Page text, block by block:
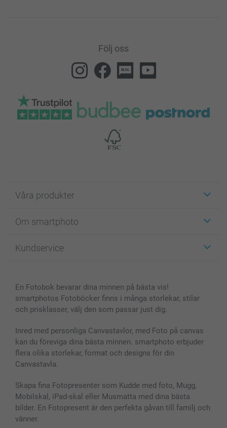
Följ oss
Våra produkter
Fotokort
Fotoböcker
Skal till Mobil & Surfplatta
MyNameBook
Fotoramar & Tillbehör
Presentkort
Alla fotoprodukter
Om smartphoto
För affiliates
Sitemap
Villkor och garantier
Kundservice
smartbonus
Priser & betalning
En Fotobok bevarar dina minnen på bästa vis!
smartphotos Fotoböcker finns i många storlekar, stilar
och prisklasser, välj den som passar just dig.
Inred med personliga Canvastavlor, med Foto på canvas
kan du föreviga dina bästa minnen. smartphoto erbjuder
flera olika storlekar, format och designs för din
Canvastavla.
Skapa fina Fotopresenter som Kudde med foto, Mugg,
Mobilskal, iPad-skal eller Musmatta med dina bästa
bilder. En Fotopresent är den perfekta gåvan till familj och
vänner.